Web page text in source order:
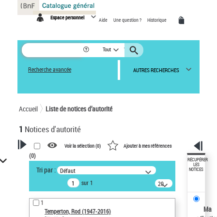
Espace personnel Aide Une question ? Historique
Tout
Recherche avancée AUTRES RECHERCHES
Accueil Liste de notices d’autorité
1 Notices d'autorité
VOTRE RECHERCHE
Recherche avancée dans les
notices d’autorité
Œuvres liées à l'auteur :
Temperton, Rod (1947-2016)
Voir la sélection (0) Ajouter à mes références
(0)
Tri par : Défaut
sur 1
20
résultats/page
1
Temperton, Rod (1947-2016)
RÉCUPÉRER
LES
NOTICES
Ma
Panneau de gestion des cookies